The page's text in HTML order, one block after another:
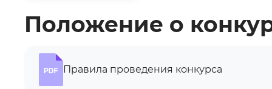
Положение о
Правила проведения конкурса